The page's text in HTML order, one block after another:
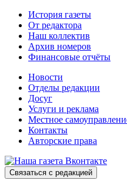
История газеты
От редактора
Наш коллектив
Архив номеров
Финансовые отчёты
Новости
Отделы редакции
Досуг
Услуги и реклама
Местное
Контакты
Авторские права
Связаться с редакцией